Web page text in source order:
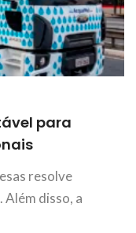
para
resolve
Além disso, a